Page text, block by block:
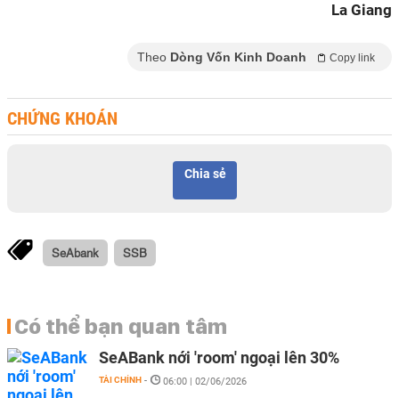
La Giang
Theo Dòng Vốn Kinh Doanh Copy link
CHỨNG KHOÁN
Chia sẻ
SeAbank SSB
Có thể bạn quan tâm
SeABank nới 'room' ngoại lên 30%
TÀI CHÍNH - 06:00 | 02/06/2026